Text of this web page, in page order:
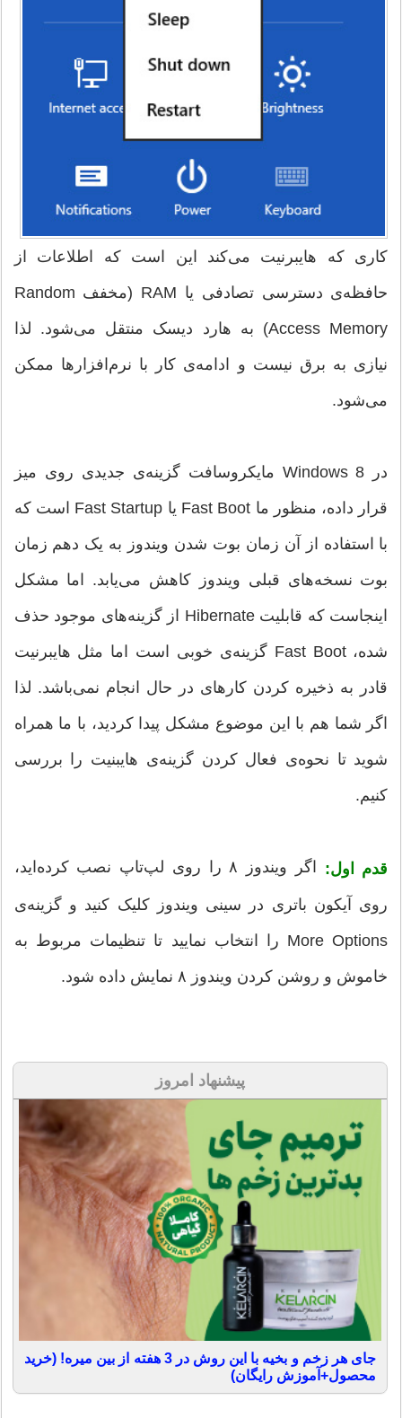
کاری که هایبرنیت می‌کند این است که اطلاعات از
حافظه‌ی دسترسی تصادفی یا RAM (مخفف Random
Access Memory) به هارد دیسک منتقل می‌شود. لذا
نیازی به برق نیست و ادامه‌ی کار با نرم‌افزارها ممکن
می‌شود.
در Windows 8 مایکروسافت گزینه‌ی جدیدی روی میز
قرار داده، منظور ما Fast Boot یا Fast Startup است که
با استفاده از آن زمان بوت شدن ویندوز به یک دهم زمان
بوت نسخه‌های قبلی ویندوز کاهش می‌یابد. اما مشکل
اینجاست که قابلیت Hibernate از گزینه‌های موجود حذف
شده، Fast Boot گزینه‌ی خوبی است اما مثل هایبرنیت
قادر به ذخیره کردن کارهای در حال انجام نمی‌باشد. لذا
اگر شما هم با این موضوع مشکل پیدا کردید، با ما همراه
شوید تا نحوه‌ی فعال کردن گزینه‌ی هایبنیت را بررسی
کنیم.
قدم اول: اگر ویندوز ۸ را روی لپ‌تاپ نصب کرده‌اید،
روی آیکون باتری در سینی ویندوز کلیک کنید و گزینه‌ی
More Options را انتخاب نمایید تا تنظیمات مربوط به
خاموش و روشن کردن ویندوز ۸ نمایش داده شود.
پیشنهاد امروز
جای هر زخم و بخیه با این روش در 3 هفته از بین میره! (خرید
محصول+آموزش رایگان)